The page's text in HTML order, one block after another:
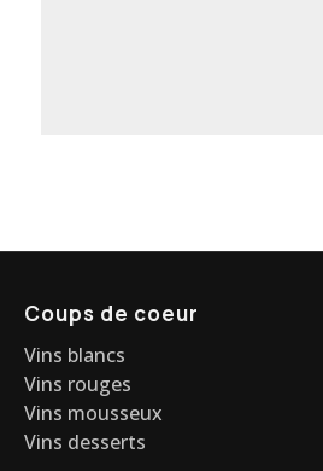
Coups de coeur
Vins blancs
Vins rouges
Vins mousseux
Vins desserts